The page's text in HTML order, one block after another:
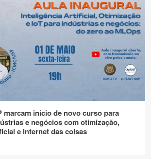
marcam início de novo curso para
e negócios com otimização,
e internet das coisas